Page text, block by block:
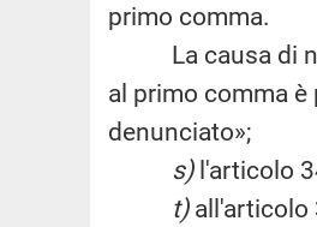
primo comma.
La causa di
al primo comma
denunciato»;
s)l'articolo
t)all'articolo